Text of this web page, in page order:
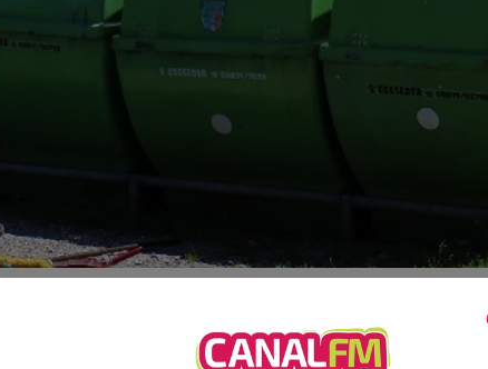
Maubeuge Val de Sambre vont procéder à
en porte à porte coûte cher actuellement à